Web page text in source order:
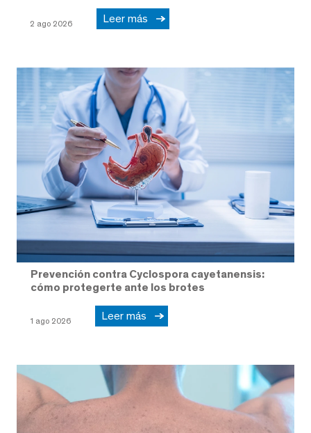
2 ago 2026 Leer más
Prevención contra Cyclospora cayetanensis:
cómo protegerte ante los brotes
1 ago 2026 Leer más